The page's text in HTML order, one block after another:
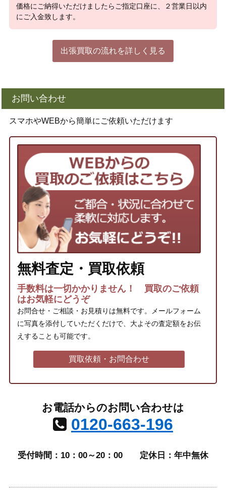
価格にご納得いただけましたらご指定口座に、２営業日以内
にご入金致します。
出張買取の流れを詳しく見る
お問い合わせ
スマホやWEBから簡単にご依頼いただけます
無料査定・買取依頼
手数料は一切かかりません！ 買取のご依頼
はお気軽にどうぞ
お問合せ・ご相談・お見積りは無料です。メールフォーム
に写真を添付していただくだけで、大よその査定額をお伝
えすることも可能です。
買取依頼・お問合わせ
お電話からのお問い合わせは
0120-663-196
受付時間：10：00～20：00 定休日：年中無休